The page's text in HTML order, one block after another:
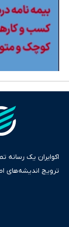
اکوایران یک
ترویج اندیشه‌های
ایران و جهان را
پایش می‌کند. این
اطلاع‌رسانی صرف،